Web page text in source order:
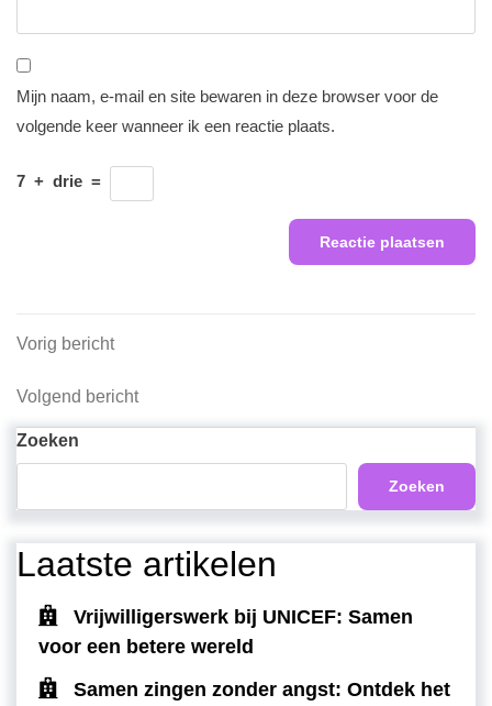
Mijn naam, e-mail en site bewaren in deze browser voor de
volgende keer wanneer ik een reactie plaats.
7 + drie =
Berichtnavigatie
Vorig
Vorig bericht
Volgend
Volgend bericht
Zoeken
Zoeken
Laatste artikelen
Vrijwilligerswerk bij UNICEF: Samen
voor een betere wereld
Samen zingen zonder angst: Ontdek het